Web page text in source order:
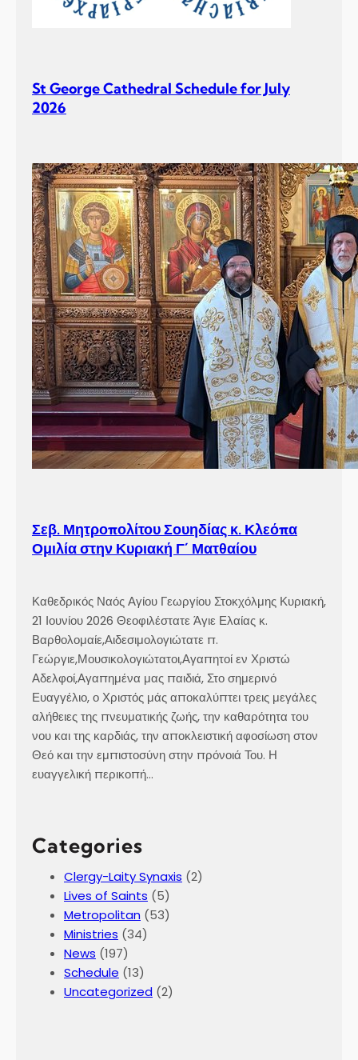
St George Cathedral Schedule for July
2026
Σεβ. Μητροπολίτου Σουηδίας κ. Κλεόπα
Ομιλία στην Κυριακή Γ´ Ματθαίου
Καθεδρικός Ναός Αγίου Γεωργίου Στοκχόλμης Κυριακή,
21 Ιουνίου 2026 Θεοφιλέστατε Άγιε Ελαίας κ.
Βαρθολομαίε,Αιδεσιμολογιώτατε π.
Γεώργιε,Μουσικολογιώτατοι,Αγαπητοί εν Χριστώ
Αδελφοί,Αγαπημένα μας παιδιά, Στο σημερινό
Ευαγγέλιο, ο Χριστός μάς αποκαλύπτει τρεις μεγάλες
αλήθειες της πνευματικής ζωής, την καθαρότητα του
νου και της καρδιάς, την αποκλειστική αφοσίωση στον
Θεό και την εμπιστοσύνη στην πρόνοιά Του. Η
ευαγγελική περικοπή…
Categories
Clergy-Laity Synaxis (2)
Lives of Saints (5)
Metropolitan (53)
Ministries (34)
News (197)
Schedule (13)
Uncategorized (2)